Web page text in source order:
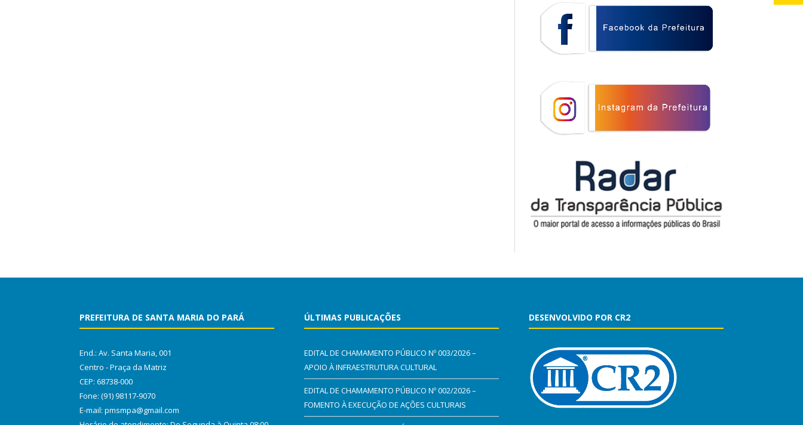
PREFEITURA DE SANTA MARIA DO PARÁ
End.: Av. Santa Maria, 001
Centro - Praça da Matriz
CEP: 68738-000
Fone: (91) 98117-9070
E-mail: pmsmpa@gmail.com
ÚLTIMAS PUBLICAÇÕES
EDITAL DE CHAMAMENTO PÚBLICO Nº 003/2026 –
APOIO À INFRAESTRUTURA CULTURAL
EDITAL DE CHAMAMENTO PÚBLICO Nº 002/2026 –
FOMENTO À EXECUÇÃO DE AÇÕES CULTURAIS
DESENVOLVIDO POR CR2